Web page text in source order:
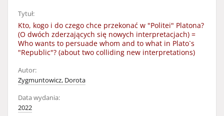
Tytuł:
Kto, kogo i do czego chce przekonać w "Politei" Platona?
(O dwóch zderzających się nowych interpretacjach) =
Who wants to persuade whom and to what in Plato`s
"Republic"? (about two colliding new interpretations)
Autor:
Zygmuntowicz, Dorota
Data wydania:
2022